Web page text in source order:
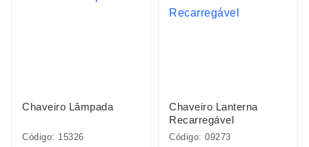
Chaveiro Lâmpada
Código: 15326
Chaveiro Lanterna
Recarregável
Código: 09273